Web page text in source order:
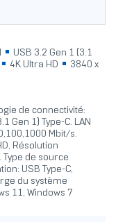
USB 3.2 Gen 1 (3.1
4K Ultra HD
3840 x
de connectivité:
Gen 1) Type-C. LAN
Mbit/s.
Résolution
de source
USB Type-C,
du système
11, Windows 7